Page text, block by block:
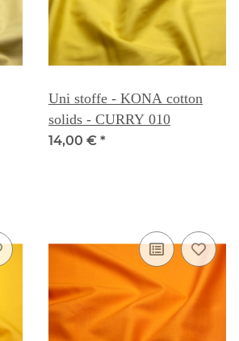
Uni stoffe - KONA cotton
solids - CURRY 010
14,00 € *